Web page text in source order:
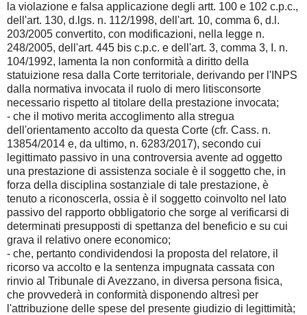
la violazione e falsa applicazione degli artt. 100 e 102 c.p.c.,
dell'art. 130, d.lgs. n. 112/1998, dell'art. 10, comma 6, d.l.
203/2005 convertito, con modificazioni, nella legge n.
248/2005, dell'art. 445 bis c.p.c. e dell'art. 3, comma 3, I. n.
104/1992, lamenta la non conformità a diritto della
statuizione resa dalla Corte territoriale, derivando per l'INPS
dalla normativa invocata il ruolo di mero litisconsorte
necessario rispetto al titolare della prestazione invocata;
- che il motivo merita accoglimento alla stregua
dell'orientamento accolto da questa Corte (cfr. Cass. n.
13854/2014 e, da ultimo, n. 6283/2017), secondo cui
legittimato passivo in una controversia avente ad oggetto
una prestazione di assistenza sociale è il soggetto che, in
forza della disciplina sostanziale di tale prestazione, è
tenuto a riconoscerla, ossia è il soggetto coinvolto nel lato
passivo del rapporto obbligatorio che sorge al verificarsi di
determinati presupposti di spettanza del beneficio e su cui
grava il relativo onere economico;
- che, pertanto condividendosi la proposta del relatore, il
ricorso va accolto e la sentenza impugnata cassata con
rinvio al Tribunale di Avezzano, in diversa persona fisica,
che provvederà in conformità disponendo altresì per
l'attribuzione delle spese del presente giudizio di legittimità;